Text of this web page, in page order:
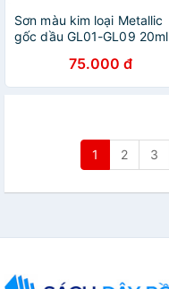
Sơn màu kim loại Metallic
gốc dầu GL01-GL09 20ml
75.000 đ
1 2 3